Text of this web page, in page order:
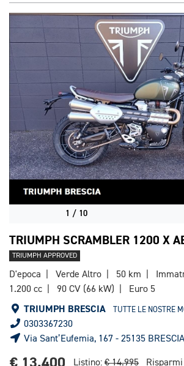
1 / 10
TRIUMPH SCRAMBLER 1200 X
TRIUMPH APPROVED
D'epoca Verde Altro 50 km
1.200 cc
90 CV (66 kW) Euro 5
TRIUMPH BRESCIA TUTTE LE NOSTRE
0303367230
Via Sant’Eufemia, 167 - 25135
Listino: € 14.995 Risparmi